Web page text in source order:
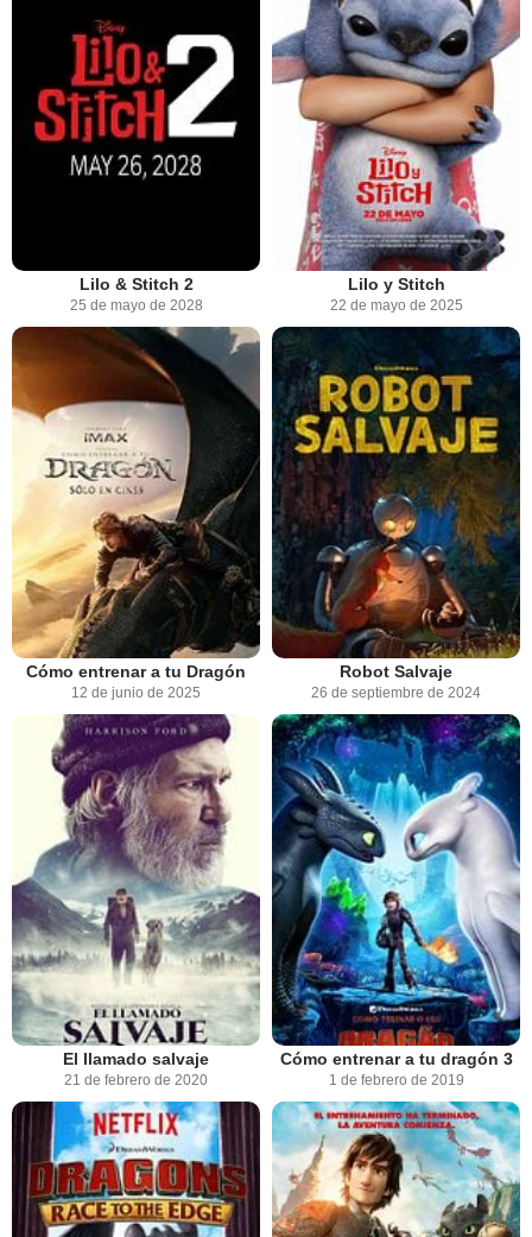
Lilo & Stitch 2
25 de mayo de 2028
Lilo y Stitch
22 de mayo de 2025
Cómo entrenar a tu Dragón
12 de junio de 2025
Robot Salvaje
26 de septiembre de 2024
El llamado salvaje
21 de febrero de 2020
Cómo entrenar a tu dragón 3
1 de febrero de 2019